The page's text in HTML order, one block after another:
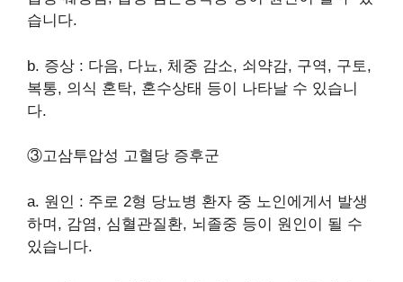
습니다.
b. 증상 : 다음, 다뇨, 체중 감소, 쇠약감, 구역, 구토,
복통, 의식 혼탁, 혼수상태 등이 나타날 수 있습니
다.
③고삼투압성 고혈당 증후군
a. 원인 : 주로 2형 당뇨병 환자 중 노인에게서 발생
하며, 감염, 심혈관질환, 뇌졸중 등이 원인이 될 수
있습니다.